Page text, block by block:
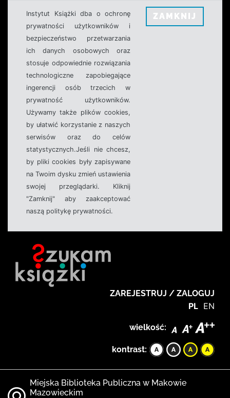
Instytut Książki dba o ochronę
prywatności użytkowników i
bezpieczeństwo przetwarzania
ich danych osobowych oraz
stosuje odpowiednie rozwiązania
technologiczne zapobiegające
ingerencji osób trzecich w
prywatność użytkowników.
Używamy także plików cookies,
by ułatwić korzystanie z naszych
serwisów oraz do celów
statystycznych.Jeśli nie chcesz,
by pliki cookies były zapisywane
na Twoim dysku zmień ustawienia
swojej przeglądarki. Kliknij
"Zamknij" aby zaakceptować
naszą politykę prywatności.
ZAMKNIJ
ZAREJESTRUJ / ZALOGUJ
PL EN
wielkość:
kontrast:
Miejska Biblioteka Publiczna w Makowie
Mazowieckim